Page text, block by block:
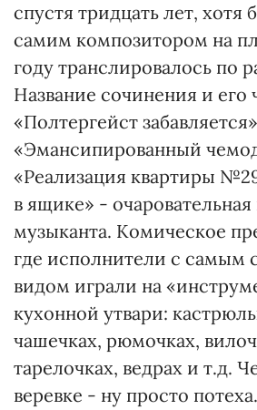
спустя тридцать лет, хотя
самим композитором на
году транслировалось по
Название сочинения и его
«Полтергейст
«Эмансипированный
«Реализация квартиры
в ящике» -
музыканта. Комическое
где исполнители с самым
видом играли на
кухонной утвари:
чашечках, рюмочках,
тарелочках, ведрах и т.д.
веревке - ну просто